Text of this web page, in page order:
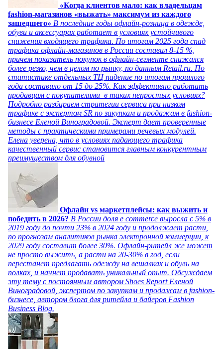
«Когда клиентов мало: как владельцам
fashion-магазинов «выжать» максимум из каждого
зашедшего» В последние годы офлайн-розница в одежде,
обуви и аксессуарах работает в условиях устойчивого
снижения входящего трафика. По итогам 2025 года спад
трафика офлайн-магазинов в России составил 8-15 %,
причем показатель покупок в офлайн-сегменте снижался
более резко, чем в целом по рынку, по данным Retail.ru. По
статистике отдельных ТЦ падение по итогам прошлого
года составило от 15 до 25%. Как эффективно работать
продавцам с покупателями в таких непростых условиях?
Подробно разбираем стратегии сервиса при низком
трафике с экспертом SR по закупкам и продажам в fashion-
бизнесе Еленой Виноградовой. Эксперт дает проверенные
методы с практическими примерами речевых модулей.
Елена уверена, что в условиях падающего трафика
качественный сервис становится главным конкурентным
преимуществом для обувной
Офлайн vs маркетплейсы: как выжить и
победить в 2026? В России доля e commerce выросла с 5% в
2019 году до почти 23% в 2024 году и продолжает расти,
по прогнозам аналитиков рынка электронной коммерции, к
2029 году составит более 30%. Офлайн-ритейл же может
не просто выжить, а расти на 20-30% в год, если
перестанет предлагать одежду на вешалках и обувь на
полках, и начнет продавать уникальный опыт. Обсуждаем
эту тему с постоянным автором Shoes Report Еленой
Виноградовой, экспертом по закупкам и продажам в fashion-
бизнесе, автором блога для ритейла и байеров Fashion
Business Blog.